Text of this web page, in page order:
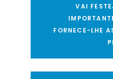
VAI
FORNECE-LHE